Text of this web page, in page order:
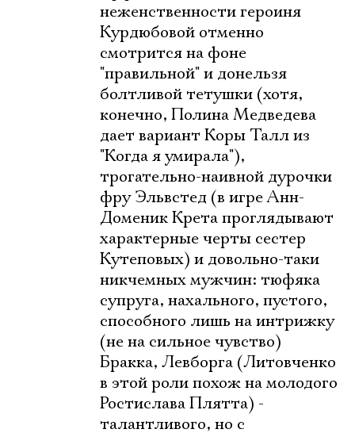
неженственности героиня
Курдюбовой отменно
смотрится на фоне
"правильной" и донельзя
болтливой тетушки (хотя,
конечно, Полина Медведева
дает вариант Коры Талл из
"Когда я умирала"),
трогательно-наивной дурочки
фру Эльвстед (в игре Анн-
Доменик Крета проглядывают
характерные черты сестер
Кутеповых) и довольно-таки
никчемных мужчин: тюфяка
супруга, нахального, пустого,
способного лишь на интрижку
(не на сильное чувство)
Бракка, Левборга (Литовченко
в этой роли похож на молодого
Ростислава Плятта) -
талантливого, но с
Ознакомиться